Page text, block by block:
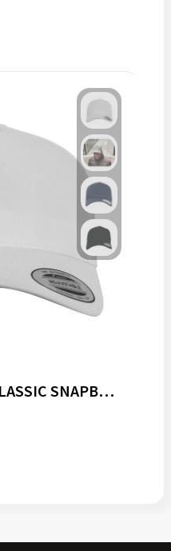
5-PANEL CURVED CLASSIC SNAPBACK